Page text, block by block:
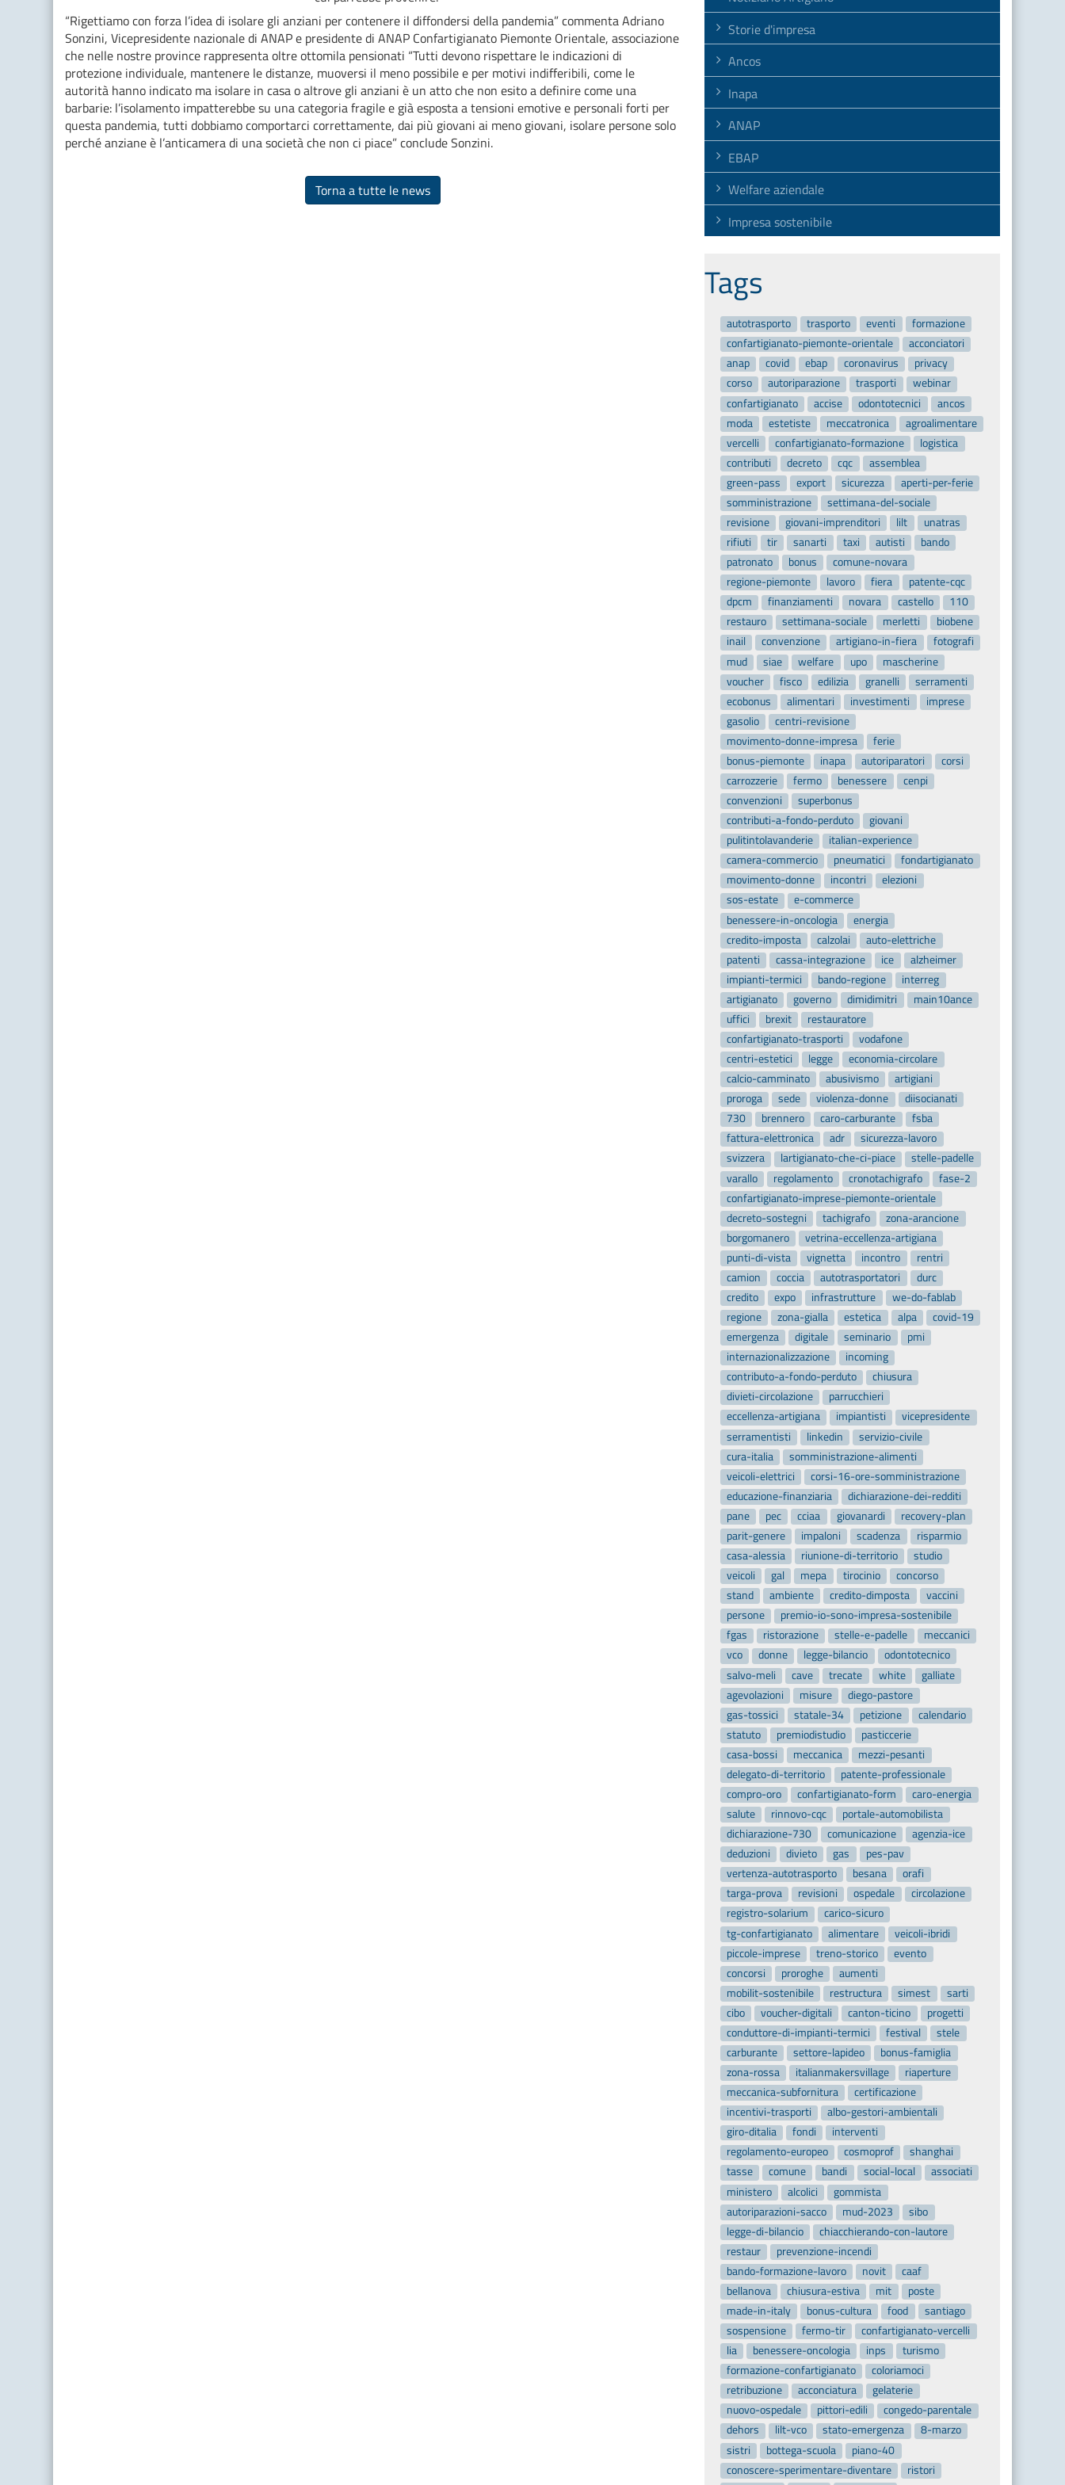
“Rigettiamo con forza l’idea di isolare gli anziani per contenere il diffondersi della pandemia” commenta Adriano
Sonzini, Vicepresidente nazionale di ANAP e presidente di ANAP Confartigianato Piemonte Orientale, associazione
che nelle nostre province rappresenta oltre ottomila pensionati “Tutti devono rispettare le indicazioni di
protezione individuale, mantenere le distanze, muoversi il meno possibile e per motivi indifferibili, come le
autorità hanno indicato ma isolare in casa o altrove gli anziani è un atto che non esito a definire come una
barbarie: l’isolamento impatterebbe su una categoria fragile e già esposta a tensioni emotive e personali forti per
questa pandemia, tutti dobbiamo comportarci correttamente, dai più giovani ai meno giovani, isolare persone solo
perché anziane è l’anticamera di una società che non ci piace” conclude Sonzini.
Torna a tutte le news
Storie d'impresa
Ancos
Inapa
ANAP
EBAP
Welfare aziendale
Impresa sostenibile
Tags
autotrasporto trasporto eventi
formazione
confartigianato-piemonte-orientale
acconciatori
anap
covid ebap coronavirus
privacy
corso
autoriparazione trasporti
webinar
confartigianato
accise odontotecnici
ancos
moda
estetiste meccatronica
agroalimentare
vercelli
confartigianato-formazione
logistica
contributi
decreto cqc
assemblea
green-pass
export sicurezza
aperti-per-ferie
somministrazione
settimana-del-sociale
revisione
giovani-imprenditori lilt
unatras
rifiuti
tir sanarti taxi autisti
bando
patronato
bonus
comune-novara
regione-piemonte
lavoro fiera
patente-cqc
dpcm
finanziamenti novara castello
110
restauro
settimana-sociale merletti
biobene
inail
convenzione artigiano-in-fiera
fotografi
mud
siae welfare upo
mascherine
voucher
fisco edilizia granelli
serramenti
ecobonus
alimentari investimenti
imprese
gasolio
centri-revisione
movimento-donne-impresa
ferie
bonus-piemonte
inapa autoriparatori
corsi
carrozzerie
fermo benessere
cenpi
convenzioni
superbonus
contributi-a-fondo-perduto
giovani
pulitintolavanderie
italian-experience
camera-commercio
pneumatici
fondartigianato
movimento-donne
incontri
elezioni
sos-estate
e-commerce
benessere-in-oncologia
energia
credito-imposta
calzolai
auto-elettriche
patenti
cassa-integrazione ice
alzheimer
impianti-termici
bando-regione
interreg
artigianato
governo dimidimitri
main10ance
uffici
brexit
restauratore
confartigianato-trasporti
vodafone
centri-estetici
legge
economia-circolare
calcio-camminato
abusivismo
artigiani
proroga
sede violenza-donne
diisocianati
730
brennero caro-carburante
fsba
fattura-elettronica
adr
sicurezza-lavoro
svizzera
lartigianato-che-ci-piace
stelle-padelle
varallo
regolamento cronotachigrafo
fase-2
confartigianato-imprese-piemonte-orientale
decreto-sostegni
tachigrafo
zona-arancione
borgomanero
vetrina-eccellenza-artigiana
punti-di-vista
vignetta incontro
rentri
camion
coccia autotrasportatori
durc
credito
expo infrastrutture
we-do-fablab
regione
zona-gialla estetica alpa
covid-19
emergenza
digitale seminario
pmi
internazionalizzazione
incoming
contributo-a-fondo-perduto
chiusura
divieti-circolazione
parrucchieri
eccellenza-artigiana
impiantisti
vicepresidente
serramentisti
linkedin
servizio-civile
cura-italia
somministrazione-alimenti
veicoli-elettrici
corsi-16-ore-somministrazione
educazione-finanziaria
dichiarazione-dei-redditi
pane
pec cciaa giovanardi
recovery-plan
parit-genere
impaloni scadenza
risparmio
casa-alessia
riunione-di-territorio
studio
veicoli
gal mepa tirocinio
concorso
stand
ambiente credito-dimposta
vaccini
persone
premio-io-sono-impresa-sostenibile
fgas
ristorazione stelle-e-padelle
meccanici
vco
donne legge-bilancio
odontotecnico
salvo-meli
cave trecate white
galliate
agevolazioni
misure
diego-pastore
gas-tossici
statale-34 petizione
calendario
statuto
premiodistudio
pasticcerie
casa-bossi
meccanica
mezzi-pesanti
delegato-di-territorio
patente-professionale
compro-oro
confartigianato-form
caro-energia
salute
rinnovo-cqc
portale-automobilista
dichiarazione-730
comunicazione
agenzia-ice
deduzioni
divieto gas
pes-pav
vertenza-autotrasporto
besana
orafi
targa-prova
revisioni ospedale
circolazione
registro-solarium
carico-sicuro
tg-confartigianato
alimentare
veicoli-ibridi
piccole-imprese
treno-storico
evento
concorsi
proroghe
aumenti
mobilit-sostenibile
restructura simest
sarti
cibo
voucher-digitali canton-ticino
progetti
conduttore-di-impianti-termici
festival
stele
carburante
settore-lapideo
bonus-famiglia
zona-rossa
italianmakersvillage
riaperture
meccanica-subfornitura
certificazione
incentivi-trasporti
albo-gestori-ambientali
giro-ditalia
fondi
interventi
regolamento-europeo
cosmoprof
shanghai
tasse
comune bandi social-local
associati
ministero
alcolici
gommista
autoriparazioni-sacco
mud-2023
sibo
legge-di-bilancio
chiacchierando-con-lautore
restaur
prevenzione-incendi
bando-formazione-lavoro
novit
caaf
bellanova
chiusura-estiva mit
poste
made-in-italy
bonus-cultura food
santiago
sospensione
fermo-tir
confartigianato-vercelli
lia
benessere-oncologia inps
turismo
formazione-confartigianato
coloriamoci
retribuzione
acconciatura
gelaterie
nuovo-ospedale
pittori-edili
congedo-parentale
dehors
lilt-vco stato-emergenza
8-marzo
sistri
bottega-scuola
piano-40
conoscere-sperimentare-diventare
ristori